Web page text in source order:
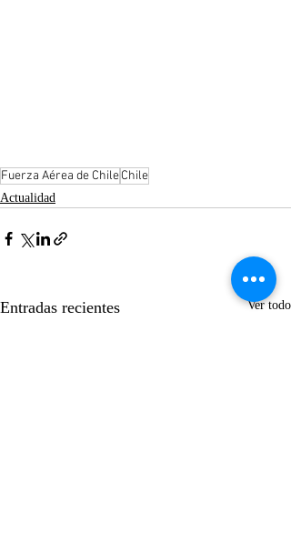
Fuerza Aérea de ChileChile
Actualidad
Entradas recientes Ver todo